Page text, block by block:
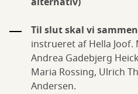
Til slut skal vi
instrueret af Hella Joof.
Andrea Gadebjerg
Maria Rossing, Ulrich
Andersen.